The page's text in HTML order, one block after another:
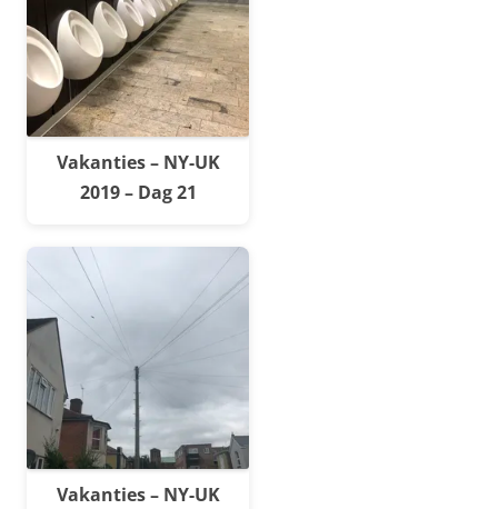
Vakanties – NY-UK
2019 – Dag 21
Vakanties – NY-UK